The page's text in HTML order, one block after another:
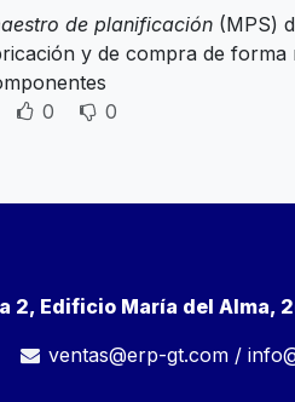
de planificación (MPS)
y de compra de
0 0
2, Edificio María del Alma,
ventas@erp-gt.com /